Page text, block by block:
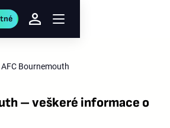
AFC Bournemouth
– veškeré informace o